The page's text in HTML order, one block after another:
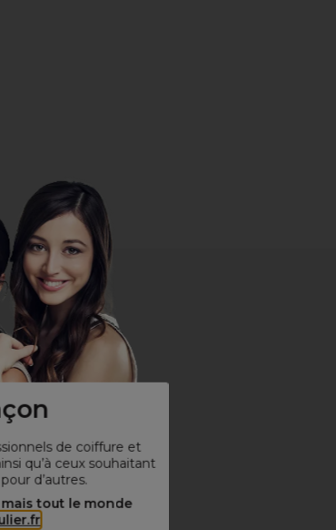
de coiffure et
qu’à ceux souhaitant
d’autres.
tout le monde